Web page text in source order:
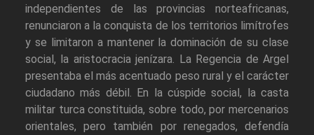
independientes de las provincias norteafricanas,
renunciaron a la conquista de los territorios limítrofes
y se limitaron a mantener la dominación de su clase
social, la aristocracia jenízara. La Regencia de Argel
presentaba el más acentuado peso rural y el carácter
ciudadano más débil. En la cúspide social, la casta
militar turca constituida, sobre todo, por mercenarios
orientales, pero también por renegados, defendía